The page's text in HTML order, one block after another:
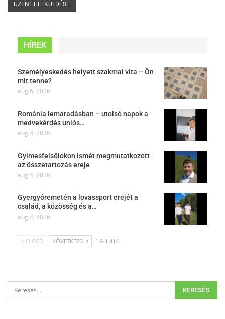
HÍREK
Személyeskedés helyett szakmai vita – Ön
mit tenne?
aug 6, 2026
Románia lemaradásban – utolsó napok a
medvekérdés uniós…
aug 4, 2026
Gyimesfelsőlokon ismét megmutatkozott
az összetartozás ereje
aug 4, 2026
Gyergyóremetén a lovassport erejét a
család, a közösség és a…
aug 4, 2026
ELŐZŐ KÖVETKEZŐ 1 A 1 414